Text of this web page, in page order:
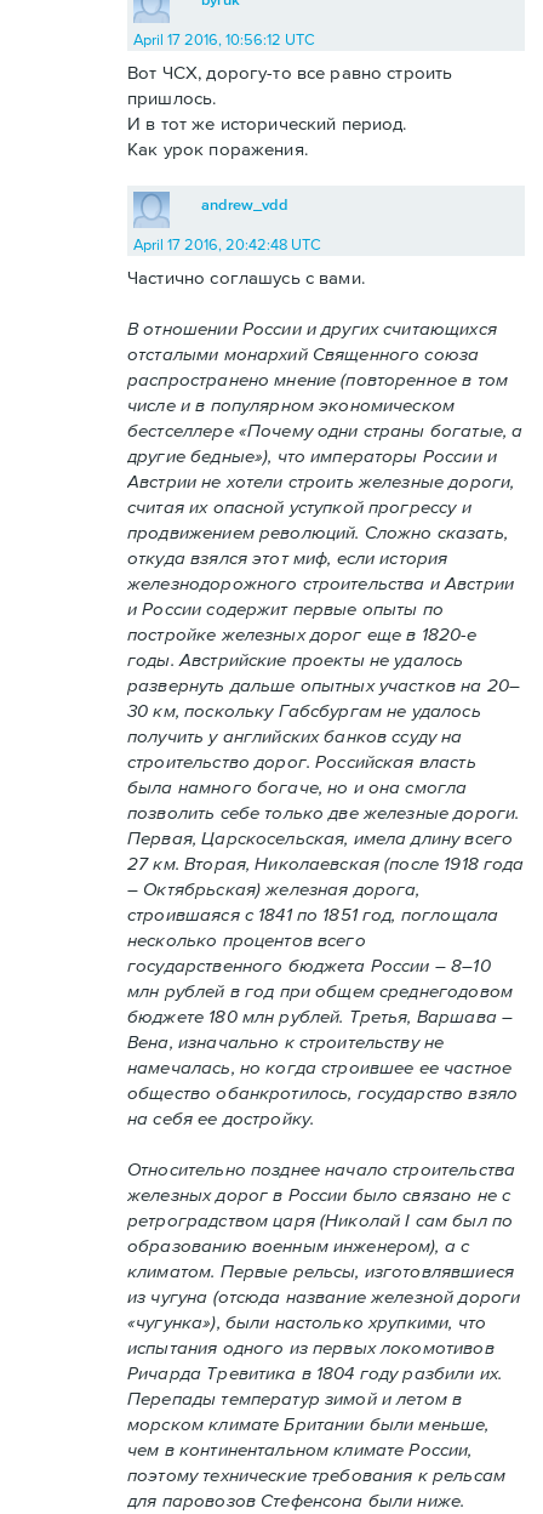
April 17 2016, 10:56:12 UTC
Вот ЧСХ, дорогу-то все равно строить
пришлось.
И в тот же исторический период.
Как урок поражения.
andrew_vdd
April 17 2016, 20:42:48 UTC
Частично соглашусь с вами.
В отношении России и других считающихся
отсталыми монархий Священного союза
распространено мнение (повторенное в том
числе и в популярном экономическом
бестселлере «Почему одни страны богатые, а
другие бедные»), что императоры России и
Австрии не хотели строить железные дороги,
считая их опасной уступкой прогрессу и
продвижением революций. Сложно сказать,
откуда взялся этот миф, если история
железнодорожного строительства и Австрии
и России содержит первые опыты по
постройке железных дорог еще в 1820-е
годы. Австрийские проекты не удалось
развернуть дальше опытных участков на 20–
30 км, поскольку Габсбургам не удалось
получить у английских банков ссуду на
строительство дорог. Российская власть
была намного богаче, но и она смогла
позволить себе только две железные дороги.
Первая, Царскосельская, имела длину всего
27 км. Вторая, Николаевская (после 1918 года
– Октябрьская) железная дорога,
строившаяся с 1841 по 1851 год, поглощала
несколько процентов всего
государственного бюджета России – 8–10
млн рублей в год при общем среднегодовом
бюджете 180 млн рублей. Третья, Варшава –
Вена, изначально к строительству не
намечалась, но когда строившее ее частное
общество обанкротилось, государство взяло
на себя ее достройку.
Относительно позднее начало строительства
железных дорог в России было связано не с
ретроградством царя (Николай I сам был по
образованию военным инженером), а с
климатом. Первые рельсы, изготовлявшиеся
из чугуна (отсюда название железной дороги
«чугунка»), были настолько хрупкими, что
испытания одного из первых локомотивов
Ричарда Тревитика в 1804 году разбили их.
Перепады температур зимой и летом в
морском климате Британии были меньше,
чем в континентальном климате России,
поэтому технические требования к рельсам
для паровозов Стефенсона были ниже.